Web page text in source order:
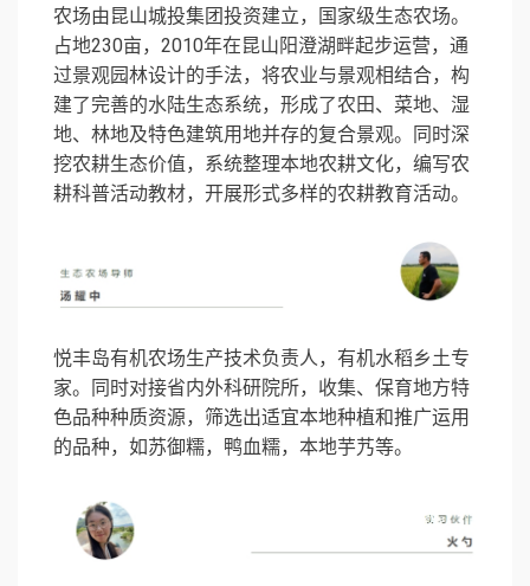
农场由昆山城投集团投资建立，国家级生态农场。
占地230亩，2010年在昆山阳澄湖畔起步运营，通
过景观园林设计的手法，将农业与景观相结合，构
建了完善的水陆生态系统，形成了农田、菜地、湿
地、林地及特色建筑用地并存的复合景观。同时深
挖农耕生态价值，系统整理本地农耕文化，编写农
耕科普活动教材，开展形式多样的农耕教育活动。
悦丰岛有机农场生产技术负责人，有机水稻乡土专
家。同时对接省内外科研院所，收集、保育地方特
色品种种质资源，筛选出适宜本地种植和推广运用
的品种，如苏御糯，鸭血糯，本地芋艿等。